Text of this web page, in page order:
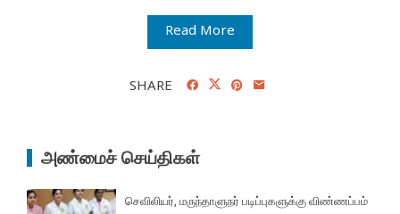
Read More
SHARE
அண்மைச் செய்திகள்
செவிலியர், மருந்தாளுநர் படிப்புகளுக்கு விண்ணப்பம்